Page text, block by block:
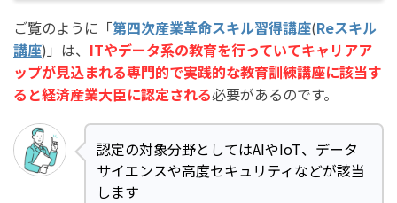
ご覧のように「第四次産業革命スキル習得講座(Reスキル
講座)」は、 ITやデータ系の教育を行っていてキャリアア
ップが見込まれる専門的で実践的な教育訓練講座に該当す
ると経済産業大臣に認定される必要があるのです。
認定の対象分野としてはAIやIoT、データ
サイエンスや高度セキュリティなどが該当
します